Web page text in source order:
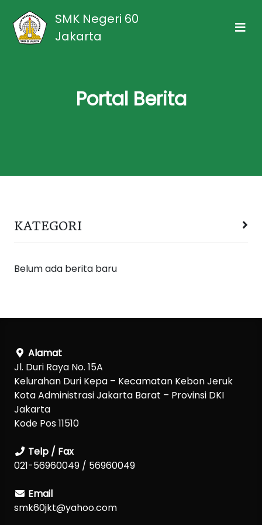
SMK Negeri 60
Jakarta
Portal Berita
KATEGORI
Belum ada berita baru
Alamat
Jl. Duri Raya No. 15A
Kelurahan Duri Kepa – Kecamatan Kebon Jeruk
Kota Administrasi Jakarta Barat – Provinsi DKI
Jakarta
Kode Pos 11510
Telp / Fax
021-56960049 / 56960049
Email
smk60jkt@yahoo.com